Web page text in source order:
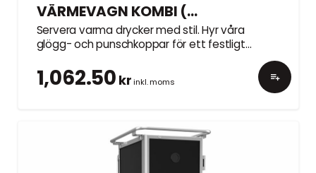
VÄRMEVAGN KOMBI (6 värme + 4 kyla), exkl. bleck
Servera varma drycker med stil. Hyr våra
glögg- och punschkoppar för ett festligt
1,062.50 krinkl. moms